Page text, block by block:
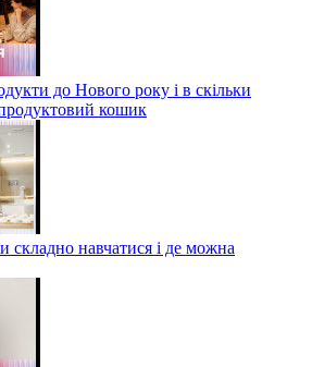
до Нового року і в скільки
кошик
складно навчатися і де можна